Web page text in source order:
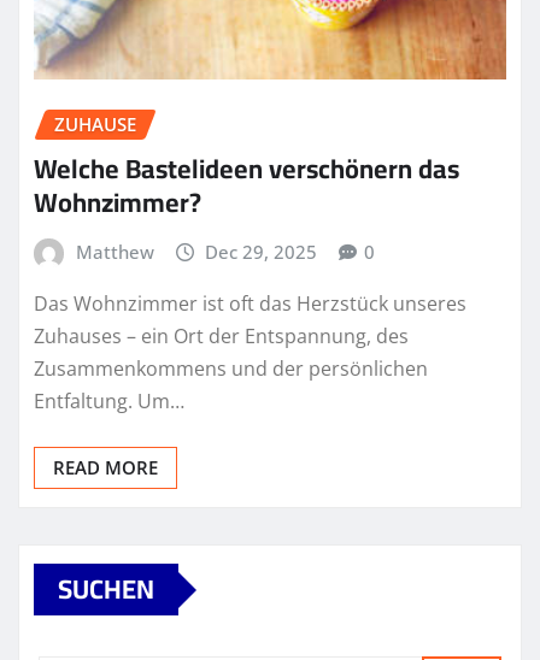
ZUHAUSE
Welche Bastelideen verschönern das
Wohnzimmer?
Matthew Dec 29, 2025 0
Das Wohnzimmer ist oft das Herzstück unseres
Zuhauses – ein Ort der Entspannung, des
Zusammenkommens und der persönlichen
Entfaltung. Um…
READ MORE
SUCHEN